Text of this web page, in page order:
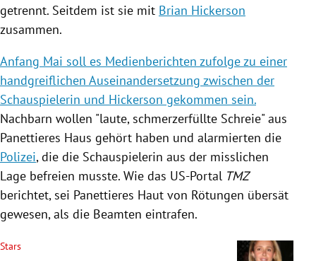
getrennt. Seitdem ist sie mit Brian Hickerson
zusammen.
Anfang Mai soll es Medienberichten zufolge zu einer
handgreiflichen Auseinandersetzung zwischen der
Schauspielerin und Hickerson gekommen sein.
Nachbarn wollen "laute, schmerzerfüllte Schreie" aus
Panettieres Haus gehört haben und alarmierten die
Polizei, die die Schauspielerin aus der misslichen
Lage befreien musste. Wie das US-Portal TMZ
berichtet, sei Panettieres Haut von Rötungen übersät
gewesen, als die Beamten eintrafen.
Stars